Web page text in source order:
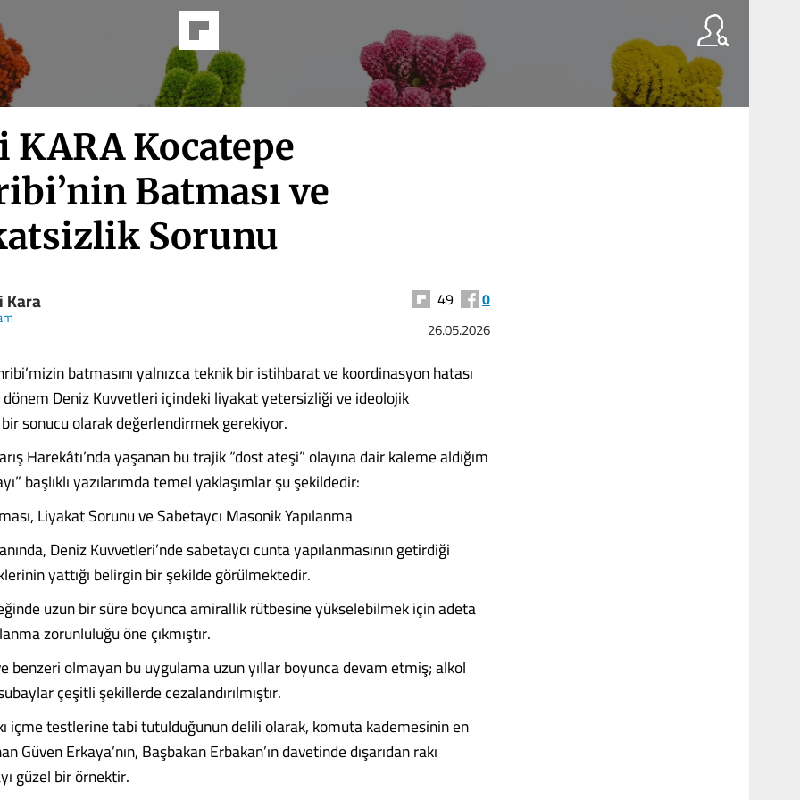
KARA Kocatepe
Batması ve
Sorunu
Kara 49 0
26.05.2026
batmasını yalnızca teknik bir istihbarat ve koordinasyon hatası
Deniz Kuvvetleri içindeki liyakat yetersizliği ve ideolojik
bir sonucu olarak değerlendirmek gerekiyor.
Harekâtı’nda yaşanan bu trajik “dost ateşi” olayına dair kaleme aldığım
başlıklı yazılarımda temel yaklaşımlar şu şekildedir:
Liyakat Sorunu ve Sabetaycı Masonik Yapılanma
Deniz Kuvvetleri’nde sabetaycı cunta yapılanmasının getirdiği
yattığı belirgin bir şekilde görülmektedir.
uzun bir süre boyunca amirallik rütbesine yükselebilmek için adeta
zorunluluğu öne çıkmıştır.
benzeri olmayan bu uygulama uzun yıllar boyunca devam etmiş; alkol
çeşitli şekillerde cezalandırılmıştır.
içme testlerine tabi tutulduğunun delili olarak, komuta kademesinin en
Güven Erkaya’nın, Başbakan Erbakan’ın davetinde dışarıdan rakı
güzel bir örnektir.